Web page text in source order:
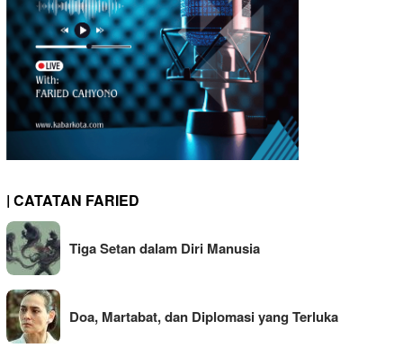
| CATATAN FARIED
Tiga Setan dalam Diri Manusia
Doa, Martabat, dan Diplomasi yang Terluka